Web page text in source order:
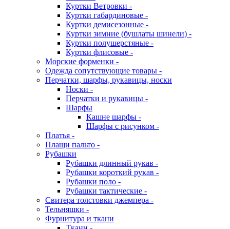
Куртки Ветровки -
Куртки габардиновые -
Куртки демисезонные -
Куртки зимние (бушлаты шинели) -
Куртки полушерстяные -
Куртки флисовые -
Морские форменки -
Одежда сопутствующие товары -
Перчатки, шарфы, рукавицы, носки
Носки -
Перчатки и рукавицы -
Шарфы
Кашне шарфы -
Шарфы с рисунком -
Платья -
Плащи пальто -
Рубашки
Рубашки длинный рукав -
Рубашки короткий рукав -
Рубашки поло -
Рубашки тактические -
Свитера толстовки джемпера -
Тельняшки -
Фурнитура и ткани